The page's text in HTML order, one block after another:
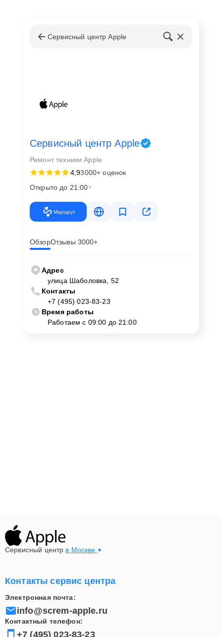
Сервисный центр Apple
Сервисный центр Apple
Ремонт техники Apple
4,93000+ оценок
Открыто до 21:00
Маршрут
ОбзорОтзывы 3000+
Адрес
улица Шаболовка, 52
Контакты
+7 (495) 023-83-23
Время работы
Работаем с 09:00 до 21:00
Сервисный центр в Москве
Контакты сервис центра
Электронная почта:
info@screm-apple.ru
Контактный телефон:
+7 (495) 023-83-23